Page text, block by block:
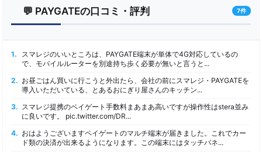
💬 PAYGATEの口コミ・評判 7件
1.
スマレジのいいところは、PAYGATE端末が単体で4G対応しているの
で、モバイルルーターを別途持ち歩く必要が無いと言うと...
2. お昼ごはん買いに行こうと外出たら、会社の前にスマレジ・PAYGATEを
導入いただいている、とあるおにぎり屋さんのキッチン...
3. スマレジ提携のペイゲート手数料まあまあ高いですが操作性はstera並み
に良いです。 pic.twitter.com/DR...
4. おはようございますペイゲートのマルチ端末が届きました。これでカー
ド類の決済が出来るようになります。この端末にはタッチパネ...